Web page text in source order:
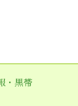
・黒帯